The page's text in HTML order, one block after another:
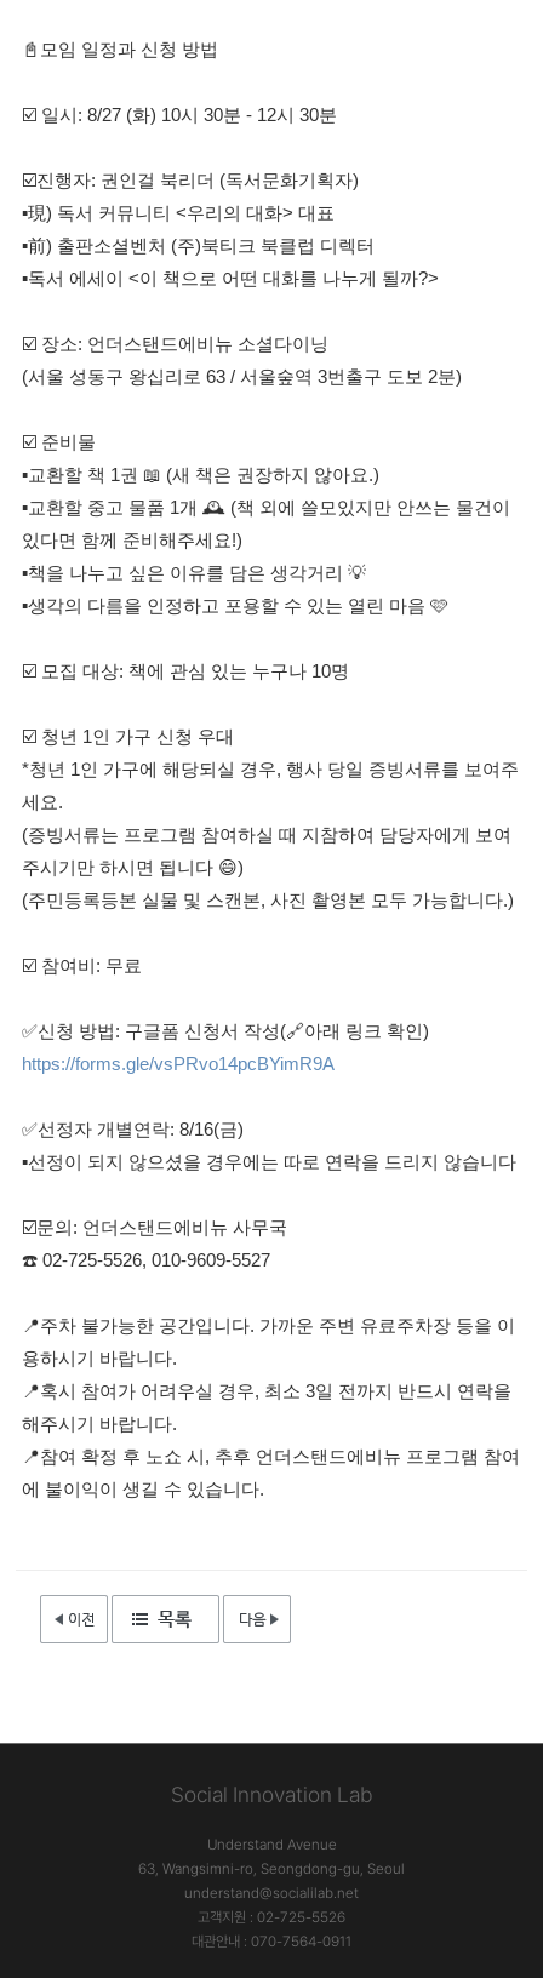
📓모임 일정과 신청 방법
☑️ 일시: 8/27 (화) 10시 30분 - 12시 30분
☑️진행자: 권인걸 북리더 (독서문화기획자)
▪現) 독서 커뮤니티 <우리의 대화> 대표
▪前) 출판소셜벤처 (주)북티크 북클럽 디렉터
▪독서 에세이 <이 책으로 어떤 대화를 나누게 될까?>
☑️ 장소: 언더스탠드에비뉴 소셜다이닝
(서울 성동구 왕십리로 63 / 서울숲역 3번출구 도보 2분)
☑️ 준비물
▪교환할 책 1권 📖 (새 책은 권장하지 않아요.)
▪교환할 중고 물품 1개 🕰️ (책 외에 쓸모있지만 안쓰는 물건이
있다면 함께 준비해주세요!)
▪책을 나누고 싶은 이유를 담은 생각거리 💡
▪생각의 다름을 인정하고 포용할 수 있는 열린 마음 🩷
☑️ 모집 대상: 책에 관심 있는 누구나 10명
☑️ 청년 1인 가구 신청 우대
*청년 1인 가구에 해당되실 경우, 행사 당일 증빙서류를 보여주
세요.
(증빙서류는 프로그램 참여하실 때 지참하여 담당자에게 보여
주시기만 하시면 됩니다 😄)
(주민등록등본 실물 및 스캔본, 사진 촬영본 모두 가능합니다.)
☑️ 참여비: 무료
✅신청 방법: 구글폼 신청서 작성(🔗아래 링크 확인)
https://forms.gle/vsPRvo14pcBYimR9A
✅선정자 개별연락: 8/16(금)
▪선정이 되지 않으셨을 경우에는 따로 연락을 드리지 않습니다
☑️문의: 언더스탠드에비뉴 사무국
☎️ 02-725-5526, 010-9609-5527
📍주차 불가능한 공간입니다. 가까운 주변 유료주차장 등을 이
용하시기 바랍니다.
📍혹시 참여가 어려우실 경우, 최소 3일 전까지 반드시 연락을
해주시기 바랍니다.
📍참여 확정 후 노쇼 시, 추후 언더스탠드에비뉴 프로그램 참여
에 불이익이 생길 수 있습니다.
Social Innovation Lab
Understand Avenue
63, Wangsimni-ro, Seongdong-gu, Seoul
understand@socialilab.net
고객지원 : 02-725-5526
대관안내 : 070-7564-0911